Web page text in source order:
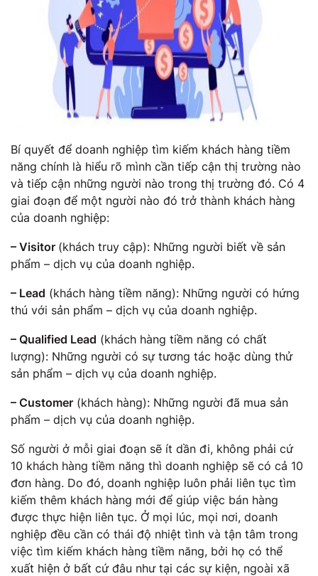
Bí quyết để doanh nghiệp tìm kiếm khách hàng tiềm
năng chính là hiểu rõ mình cần tiếp cận thị trường nào
và tiếp cận những người nào trong thị trường đó. Có 4
giai đoạn để một người nào đó trở thành khách hàng
của doanh nghiệp:
– Visitor (khách truy cập): Những người biết về sản
phẩm – dịch vụ của doanh nghiệp.
– Lead (khách hàng tiềm năng): Những người có hứng
thú với sản phẩm – dịch vụ của doanh nghiệp.
– Qualified Lead (khách hàng tiềm năng có chất
lượng): Những người có sự tương tác hoặc dùng thử
sản phẩm – dịch vụ của doanh nghiệp.
– Customer (khách hàng): Những người đã mua sản
phẩm – dịch vụ của doanh nghiệp.
Số người ở mỗi giai đoạn sẽ ít dần đi, không phải cứ
10 khách hàng tiềm năng thì doanh nghiệp sẽ có cả 10
đơn hàng. Do đó, doanh nghiệp luôn phải liên tục tìm
kiếm thêm khách hàng mới để giúp việc bán hàng
được thực hiện liên tục. Ở mọi lúc, mọi nơi, doanh
nghiệp đều cần có thái độ nhiệt tình và tận tâm trong
việc tìm kiếm khách hàng tiềm năng, bởi họ có thể
xuất hiện ở bất cứ đâu như tại các sự kiện, ngoài xã